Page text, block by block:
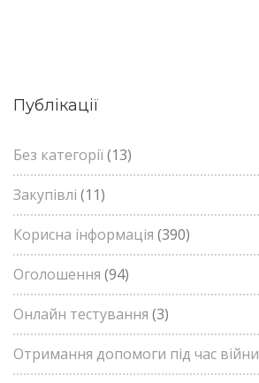
Публікації
Без категорії(13)
Закупівлі (11)
Корисна інформація (390)
Оголошення (94)
Онлайн тестування (3)
Отримання допомоги під час війни